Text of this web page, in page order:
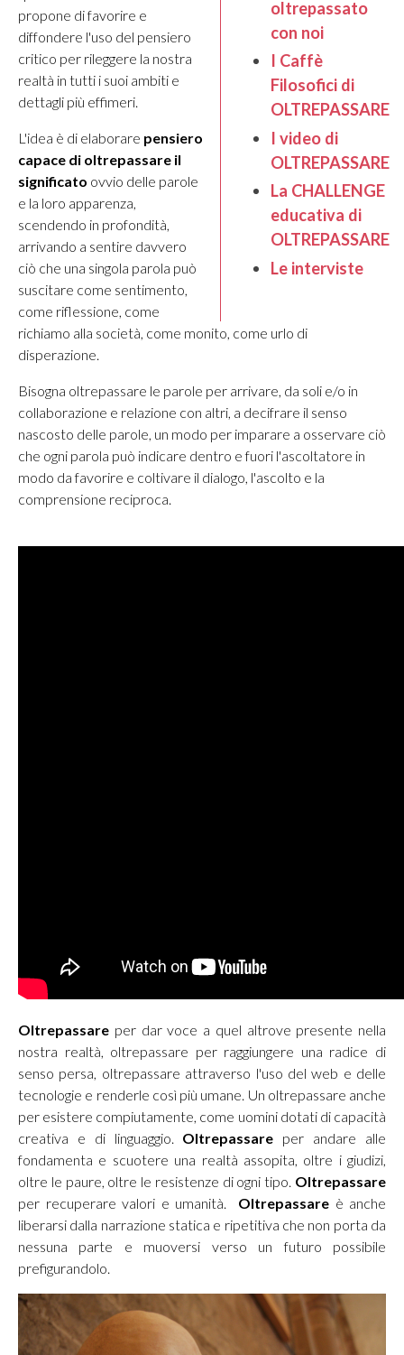
oltrepassato
con noi
I Caffè
Filosofici di
OLTREPASSARE
I video di
OLTREPASSARE
La CHALLENGE
educativa di
OLTREPASSARE
Le interviste
propone di favorire e
diffondere l'uso del pensiero
critico per rileggere la nostra
realtà in tutti i suoi ambiti e
dettagli più effimeri.
L'idea è di elaborare pensiero
capace di oltrepassare il
significato ovvio delle parole
e la loro apparenza,
scendendo in profondità,
arrivando a sentire davvero
ciò che una singola parola può
suscitare come sentimento,
come riflessione, come
richiamo alla società, come monito, come urlo di
disperazione.
Bisogna oltrepassare le parole per arrivare, da soli e/o in
collaborazione e relazione con altri, a decifrare il senso
nascosto delle parole, un modo per imparare a osservare ciò
che ogni parola può indicare dentro e fuori l'ascoltatore in
modo da favorire e coltivare il dialogo, l'ascolto e la
comprensione reciproca.
Oltrepassare per dar voce a quel altrove presente nella
nostra realtà, oltrepassare per raggiungere una radice di
senso persa, oltrepassare attraverso l'uso del web e delle
tecnologie e renderle così più umane. Un oltrepassare anche
per esistere compiutamente, come uomini dotati di capacità
creativa e di linguaggio. Oltrepassare per andare alle
fondamenta e scuotere una realtà assopita, oltre i giudizi,
oltre le paure, oltre le resistenze di ogni tipo. Oltrepassare
per recuperare valori e umanità.
Oltrepassare è anche
liberarsi dalla narrazione statica e ripetitiva che non porta da
nessuna parte e muoversi verso un futuro possibile
prefigurandolo.